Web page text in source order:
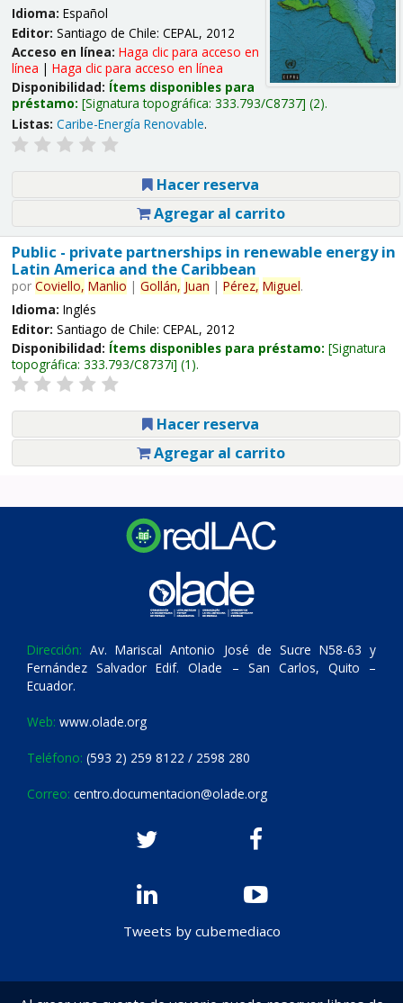
Idioma: Español
Editor: Santiago de Chile: CEPAL, 2012
Acceso en línea: Haga clic para acceso en
línea | Haga clic para acceso en línea
Disponibilidad: Ítems disponibles para
préstamo: Signatura topográfica: 333.793/C8737 (2).
Listas: Caribe-Energía Renovable.
Hacer reserva
Agregar al carrito
Public - private partnerships in renewable energy in
Latin America and the Caribbean
por Coviello, Manlio | Gollán, Juan | Pérez, Miguel.
Idioma: Inglés
Editor: Santiago de Chile: CEPAL, 2012
Disponibilidad: Ítems disponibles para préstamo: Signatura
topográfica: 333.793/C8737i (1).
Hacer reserva
Agregar al carrito
Dirección: Av. Mariscal Antonio José de Sucre N58-63 y
Fernández Salvador Edif. Olade – San Carlos, Quito –
Ecuador.
Web: www.olade.org
Teléfono: (593 2) 259 8122 / 2598 280
Correo: centro.documentacion@olade.org
Tweets by cubemediaco